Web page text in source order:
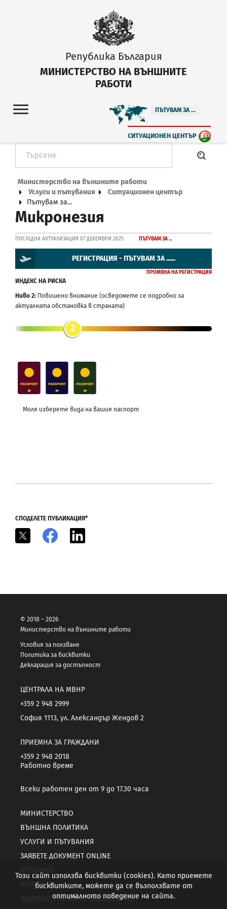
Република България
МИНИСТЕРСТВО НА ВЪНШНИТЕ
РАБОТИ
ПЪТУВАМ ЗА ...
СИТУАЦИОНЕН ЦЕНТЪР
Министерство на външните работи
Услуги и пътувания
Ситуационен център
Пътувам за...
Микронезия
ПОСЛЕДНА АКТУАЛИЗАЦИЯ 07 ДЕКЕМВРИ 2025 ПЪТУВАМ ЗА ...
РЕГИСТРАЦИЯ - ПЪТУВАМ ЗА ......
ПРОМЯНА НА РЕГИСТРАЦИЯ
ИНДЕКС НА РИСКА
Ниво 2: Повишено внимание (осведомете се подробно за
актуалната обстановка в страната)
2
Моля изберете вида на вашия паспорт
СПОДЕЛЕТЕ ПУБЛИКАЦИЯ*
Facebook
© 2018 – 2026
Министерство на външните работи
Условия за ползване
Политика за бисквитки
Декларация за достъпност
ЦЕНТРАЛА НА МВНР
+359 2 948 2999
София 1113, ул. Александър Жендов 2
ПРИЕМНА ЗА ГРАЖДАНИ
+359 2 948 2018
Работно време
Всеки работен ден от 9 до 17.30 часа
МИНИСТЕРСТВО
ВЪНШНА ПОЛИТИКА
УСЛУГИ И ПЪТУВАНИЯ
ЗАЯВЕТЕ ДОКУМЕНТ ONLINE
КОНТАКТИ
АДМИНИСТРАТИВНО ОБСЛУЖВАНЕ
Този сайт използва бисквитки (cookies). Като приемете
бисквитките, можете да се възползвате от
оптималното поведение на сайта.